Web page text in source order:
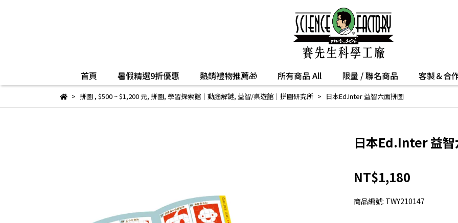
首頁 暑假精選9折優惠 熱銷禮物推薦🎁 所有商品 All 限量 / 聯名商品 客製＆合
拼圖, $500 ~ $1,200 元, 拼圖, 學習探索館│動腦解謎, 益智/桌遊館｜拼圖研究所 日本Ed.Inter 益智六面拼圖
日本Ed.Inter 益智
NT$1,180
商品編號: TWY210147